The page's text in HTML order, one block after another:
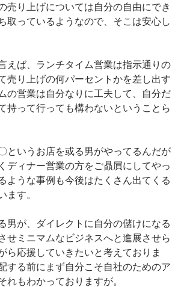
売り上げについては自分の自由にでき
取っているようなので、そこは安心し
えば、ランチタイム営業は指示通りの
売り上げの何パーセントかを差し出す
の営業は自分なりに工夫して、自分だ
持って行っても構わないということら
というお店を或る男がやってるんだが
ディナー営業の方をご贔屓にしてやっ
ような事例も今後はたくさん出てくる
ます。
男が、ダイレクトに自分の儲けになる
せミニマムなビジネスへと進展させら
ら応援していきたいと考えておりま
する前にまず自分こそ自社のためのア
れもわかっておりますが。